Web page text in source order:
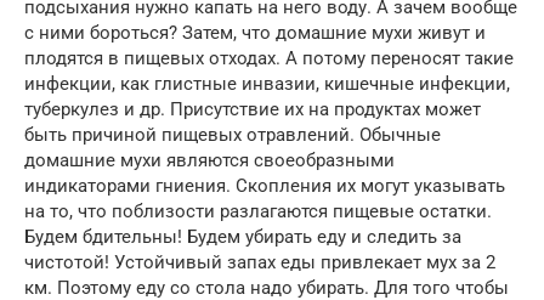
подсыхания нужно капать на него воду. А зачем вообще
с ними бороться? Затем, что домашние мухи живут и
плодятся в пищевых отходах. А потому переносят такие
инфекции, как глистные инвазии, кишечные инфекции,
туберкулез и др. Присутствие их на продуктах может
быть причиной пищевых отравлений. Обычные
домашние мухи являются своеобразными
индикаторами гниения. Скопления их могут указывать
на то, что поблизости разлагаются пищевые остатки.
Будем бдительны! Будем убирать еду и следить за
чистотой! Устойчивый запах еды привлекает мух за 2
км. Поэтому еду со стола надо убирать. Для того чтобы